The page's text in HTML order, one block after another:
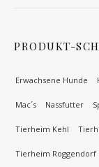
PRODUKT-
Erwachsene Hunde
Mac´s Nassfutter
Tierheim Kehl
Tierheim Roggendorf